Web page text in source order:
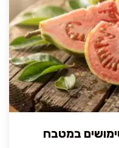
במטבח